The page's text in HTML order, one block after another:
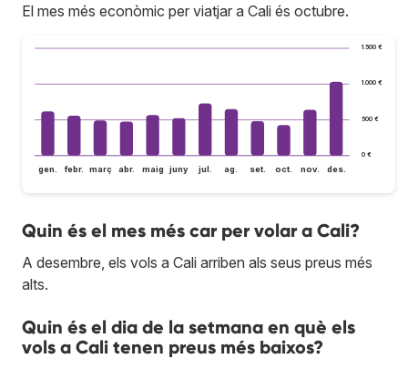
El mes més econòmic per viatjar a Cali és octubre.
0 €
500 €
1.000 €
1.500 €
gen. febr. març abr. maig juny jul. ag. set. oct. nov. des.
Quin és el mes més car per volar a Cali?
A desembre, els vols a Cali arriben als seus preus més
alts.
Quin és el dia de la setmana en què els
vols a Cali tenen preus més baixos?